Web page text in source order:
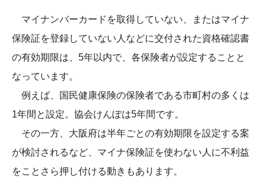
マイナンバーカードを取得していない、またはマイナ
保険証を登録していない人などに交付された資格確認書
の有効期限は、5年以内で、各保険者が設定することと
なっています。
例えば、国民健康保険の保険者である市町村の多くは
1年間と設定。協会けんぽは5年間です。
その一方、大阪府は半年ごとの有効期限を設定する案
が検討されるなど、マイナ保険証を使わない人に不利益
をことさら押し付ける動きもあります。